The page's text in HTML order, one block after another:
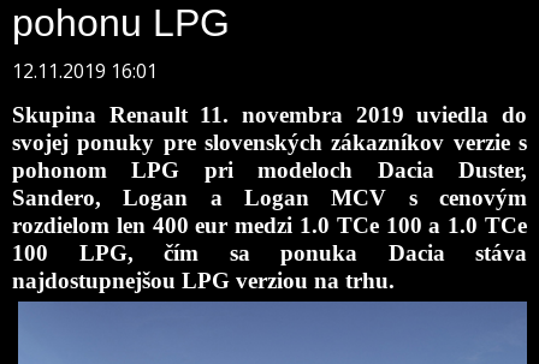
pohonu LPG
12.11.2019 16:01
Skupina Renault 11. novembra 2019 uviedla do
svojej ponuky pre slovenských zákazníkov verzie s
pohonom LPG pri modeloch Dacia Duster,
Sandero, Logan a Logan MCV s cenovým
rozdielom len 400 eur medzi 1.0 TCe 100 a 1.0 TCe
100 LPG, čím sa ponuka Dacia stáva
najdostupnejšou LPG verziou na trhu.